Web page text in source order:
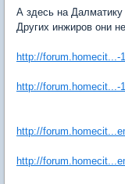
А здесь на Далматику
Других инжиров они
http://forum.homecit...-
http://forum.homecit...-
http://
http://